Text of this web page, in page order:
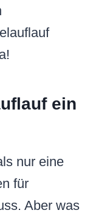
ein
nur eine
für
Aber was